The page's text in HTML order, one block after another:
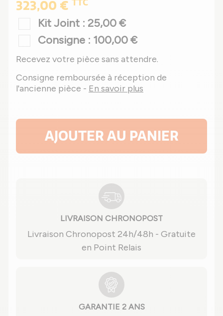
323,00 € TTC
Kit Joint : 25,00 €
Consigne : 100,00 €
Recevez votre pièce sans attendre.
Consigne remboursée à réception de
l'ancienne pièce - En savoir plus
AJOUTER AU PANIER
LIVRAISON CHRONOPOST
Livraison Chronopost 24h/48h - Gratuite
en Point Relais
GARANTIE 2 ANS